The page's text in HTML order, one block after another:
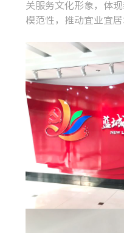
关服务文化形象，体
模范性，推动宜业宜居